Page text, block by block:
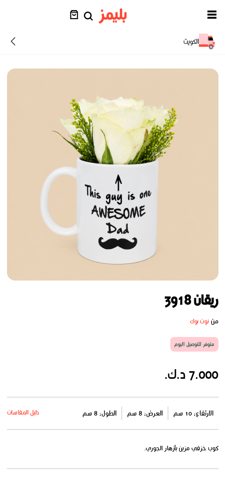
الكويت
ريقان 3918
مننوت بوك
متوفر للتوصيل اليوم
7.000 د.ك.
الارتفاع: 10 سم العرض: 8 سم الطول: 8 سم دليل المقاسات
كوب خزفي مزين بأزهار الجوري.